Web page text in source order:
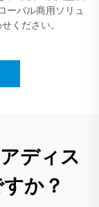
ーバル商用ソリュ
ください。
ディス
か？